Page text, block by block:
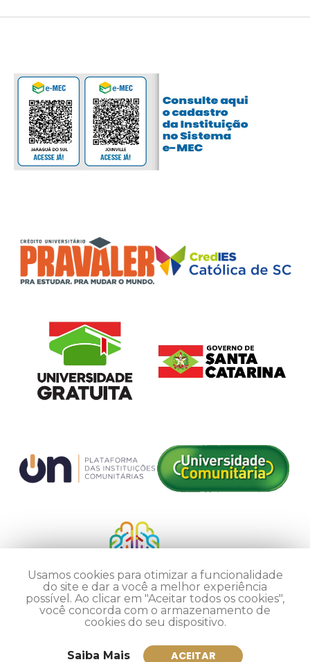
Usamos cookies para otimizar a funcionalidade
do site e dar a você a melhor experiência
possível. Ao clicar em "Aceitar todos os cookies",
você concorda com o armazenamento de
cookies do seu dispositivo.
Saiba Mais ACEITAR